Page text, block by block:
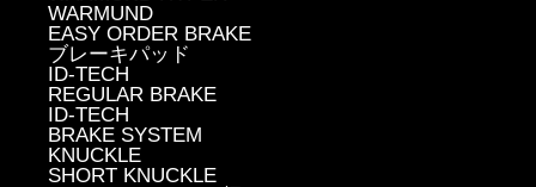
WARMUND
EASY ORDER BRAKE
ブレーキパッド
ID-TECH
REGULAR BRAKE
ID-TECH
BRAKE SYSTEM
KNUCKLE
SHORT KNUCKLE